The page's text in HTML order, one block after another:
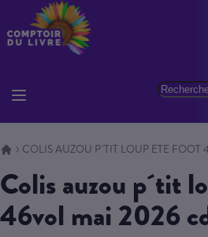
Allez au contenu
COLIS AUZOU P´TIT LOUP ETE
colis auzou p´tit loup ete foot
46vol mai 2026